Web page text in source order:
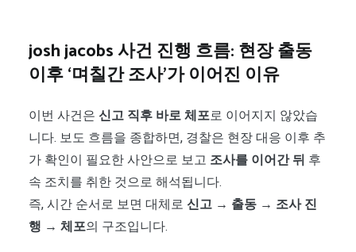
josh jacobs 사건 진행 흐름: 현장 출동
이후 ‘며칠간 조사’가 이어진 이유
이번 사건은 신고 직후 바로 체포로 이어지지 않았습
니다. 보도 흐름을 종합하면, 경찰은 현장 대응 이후 추
가 확인이 필요한 사안으로 보고 조사를 이어간 뒤 후
속 조치를 취한 것으로 해석됩니다.
즉, 시간 순서로 보면 대체로 신고 → 출동 → 조사 진
행 → 체포의 구조입니다.